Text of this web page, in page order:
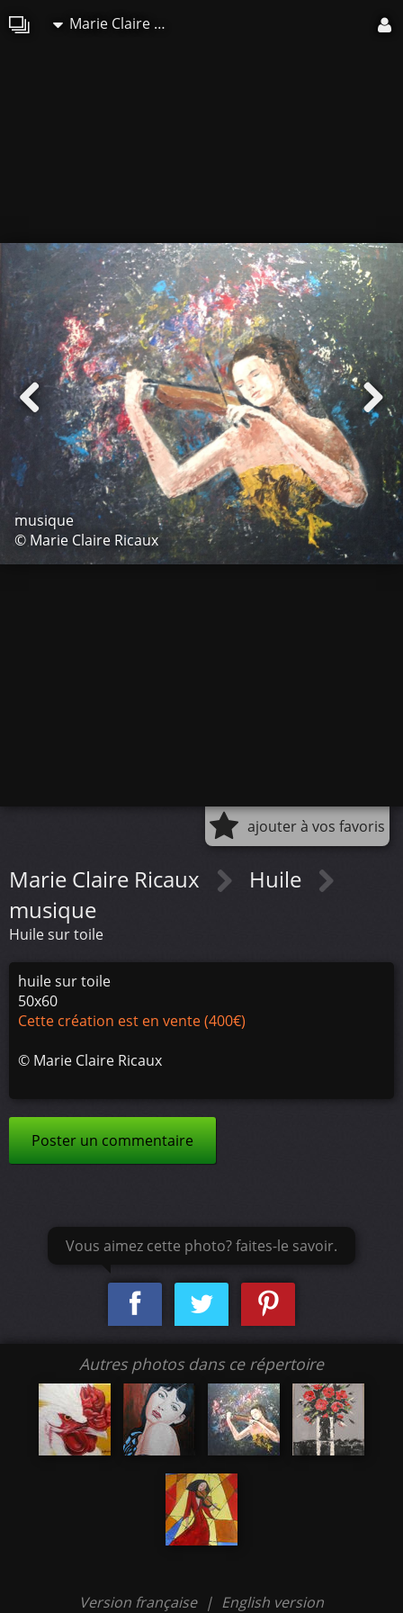
Marie Claire Ricaux
musique
© Marie Claire Ricaux
ajouter à vos favoris
Marie Claire Ricaux
Huile
musique
Huile sur toile
huile sur toile
50x60
Cette création est en vente (400€)
© Marie Claire Ricaux
Poster un commentaire
Vous aimez cette photo? faites-le savoir.
Autres photos dans ce répertoire
Version française | English version